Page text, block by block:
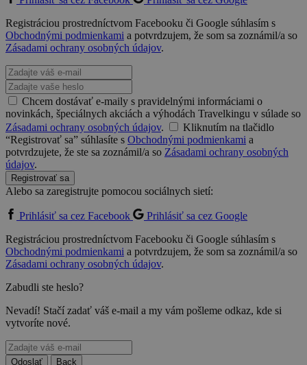
Registráciou prostredníctvom Facebooku či Google súhlasím s
Obchodnými podmienkami a potvrdzujem, že som sa zoznámil/a so
Zásadami ochrany osobných údajov.
Chcem dostávať e-maily s pravidelnými informáciami o
novinkách, špeciálnych akciách a výhodách Travelkingu v súlade so
Zásadami ochrany osobných údajov.
Kliknutím na tlačidlo
“Registrovať sa” súhlasíte s Obchodnými podmienkami a
potvrdzujete, že ste sa zoznámil/a so Zásadami ochrany osobných
údajov.
Registrovať sa
Alebo sa zaregistrujte pomocou sociálnych sietí:
Prihlásiť sa cez Facebook
Prihlásiť sa cez Google
Registráciou prostredníctvom Facebooku či Google súhlasím s
Obchodnými podmienkami a potvrdzujem, že som sa zoznámil/a so
Zásadami ochrany osobných údajov.
Zabudli ste heslo?
Nevadí! Stačí zadať váš e-mail a my vám pošleme odkaz, kde si
vytvoríte nové.
Odoslať
Back